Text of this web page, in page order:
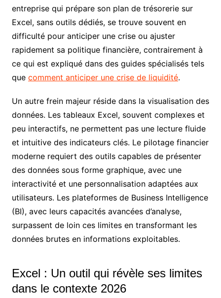
entreprise qui prépare son plan de trésorerie sur
Excel, sans outils dédiés, se trouve souvent en
difficulté pour anticiper une crise ou ajuster
rapidement sa politique financière, contrairement à
ce qui est expliqué dans des guides spécialisés tels
que comment anticiper une crise de liquidité.
Un autre frein majeur réside dans la visualisation des
données. Les tableaux Excel, souvent complexes et
peu interactifs, ne permettent pas une lecture fluide
et intuitive des indicateurs clés. Le pilotage financier
moderne requiert des outils capables de présenter
des données sous forme graphique, avec une
interactivité et une personnalisation adaptées aux
utilisateurs. Les plateformes de Business Intelligence
(BI), avec leurs capacités avancées d’analyse,
surpassent de loin ces limites en transformant les
données brutes en informations exploitables.
Excel : Un outil qui révèle ses limites
dans le contexte 2026